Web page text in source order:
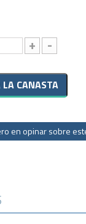
+ -
en opinar sobre